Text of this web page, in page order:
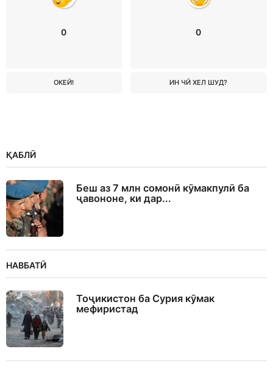
0
ОКЕЙ!
0
ИН ЧӢ ХЕЛ ШУД?
ҚАБЛӢ
Беш аз 7 млн сомонӣ кӯмакпулӣ ба
ҷавононе, ки дар...
НАВБАТӢ
Тоҷикистон ба Сурия кӯмак
мефиристад